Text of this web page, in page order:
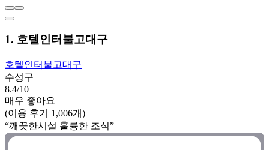
1. 호텔인터불고대구
호텔인터불고대구
수성구
8.4/10
매우 좋아요
(이용 후기 1,006개)
“깨끗한시설 훌륭한 조식”